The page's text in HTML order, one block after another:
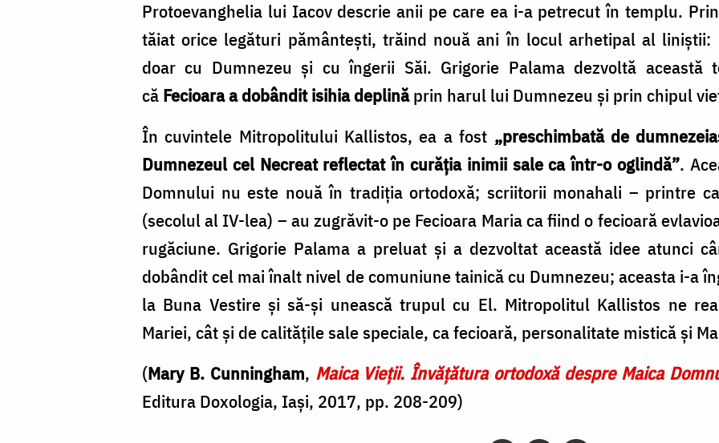
Protoevanghelia lui Iacov descrie anii pe care ea i-a petrecut în templu.
tăiat orice legături pământești, trăind nouă ani în locul arhetipal al liniștii:
doar cu Dumnezeu și cu îngerii Săi. Grigorie Palama dezvoltă această
că Fecioara a dobândit isihia deplinăprin harul lui Dumnezeu și prin chipul
În cuvintele Mitropolitului Kallistos, ea a fost „preschimbată de
Dumnezeul cel Necreat reflectat în curăția inimii sale ca într-o oglindă”.
Domnului nu este nouă în tradiția ortodoxă; scriitorii monahali – printre
(secolul al IV-lea) – au zugrăvit-o pe Fecioara Maria ca fiind o fecioară
rugăciune. Grigorie Palama a preluat și a dezvoltat această idee atunci
dobândit cel mai înalt nivel de comuniune tainică cu Dumnezeu; aceasta i-a
la Buna Vestire și să-și unească trupul cu El. Mitropolitul Kallistos ne
Mariei, cât și de calitățile sale speciale, ca fecioară, personalitate mistică și
(Mary B. Cunningham, Maica Vieții. Învățătura ortodoxă despre Maica
Editura Doxologia, Iași, 2017, pp. 208-209)